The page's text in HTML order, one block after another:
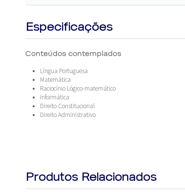
Especificações
Conteúdos contemplados
Língua Portuguesa
Matemática
Raciocínio Lógico-matemático
Informática
Direito Constitucional
Direito Administrativo
Produtos Relacionados